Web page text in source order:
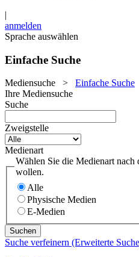
|
anmelden
Sprache auswählen
Einfache Suche
Mediensuche > Einfache Suche
Ihre Mediensuche
Suche
Zweigstelle
Medienart
Wählen Sie die Medienart nach
wollen.
Alle
Physische Medien
E-Medien
Suche verfeinern (Erweiterte